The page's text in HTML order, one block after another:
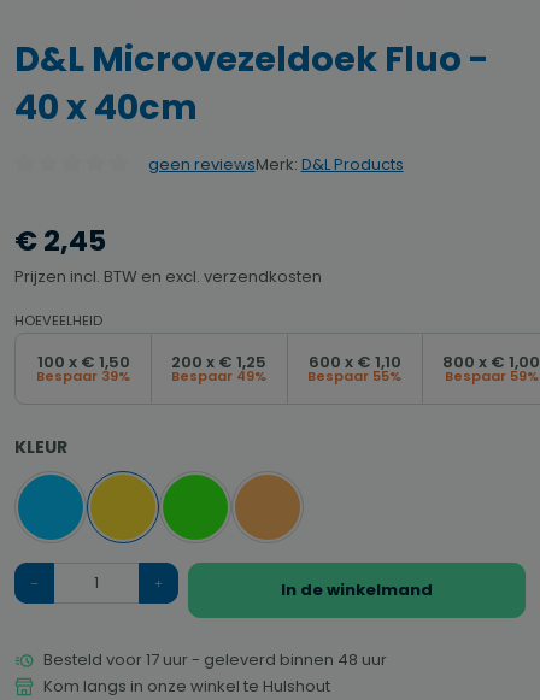
D&L Microvezeldoek Fluo -
40 x 40cm
geen reviewsMerk: D&L Products
€ 2,45
Prijzen incl. BTW en excl. verzendkosten
HOEVEELHEID
100 x € 1,50
Bespaar 39%
200 x € 1,25
Bespaar 49%
600 x € 1,10
Bespaar 55%
800 x € 1,00
Bespaar 59%
SELECTEER
KLEUR
Blauw Geel Groen Oranje
Hoeveelheid
In de winkelmand
Besteld voor 17 uur - geleverd binnen 48 uur
Kom langs in onze winkel te Hulshout